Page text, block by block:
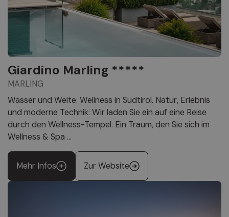
Giardino Marling *****
MARLING
Wasser und Weite: Wellness in Südtirol. Natur, Erlebnis
und moderne Technik: Wir laden Sie ein auf eine Reise
durch den Wellness-Tempel. Ein Traum, den Sie sich im
Wellness & Spa ...
Mehr Infos Zur Website